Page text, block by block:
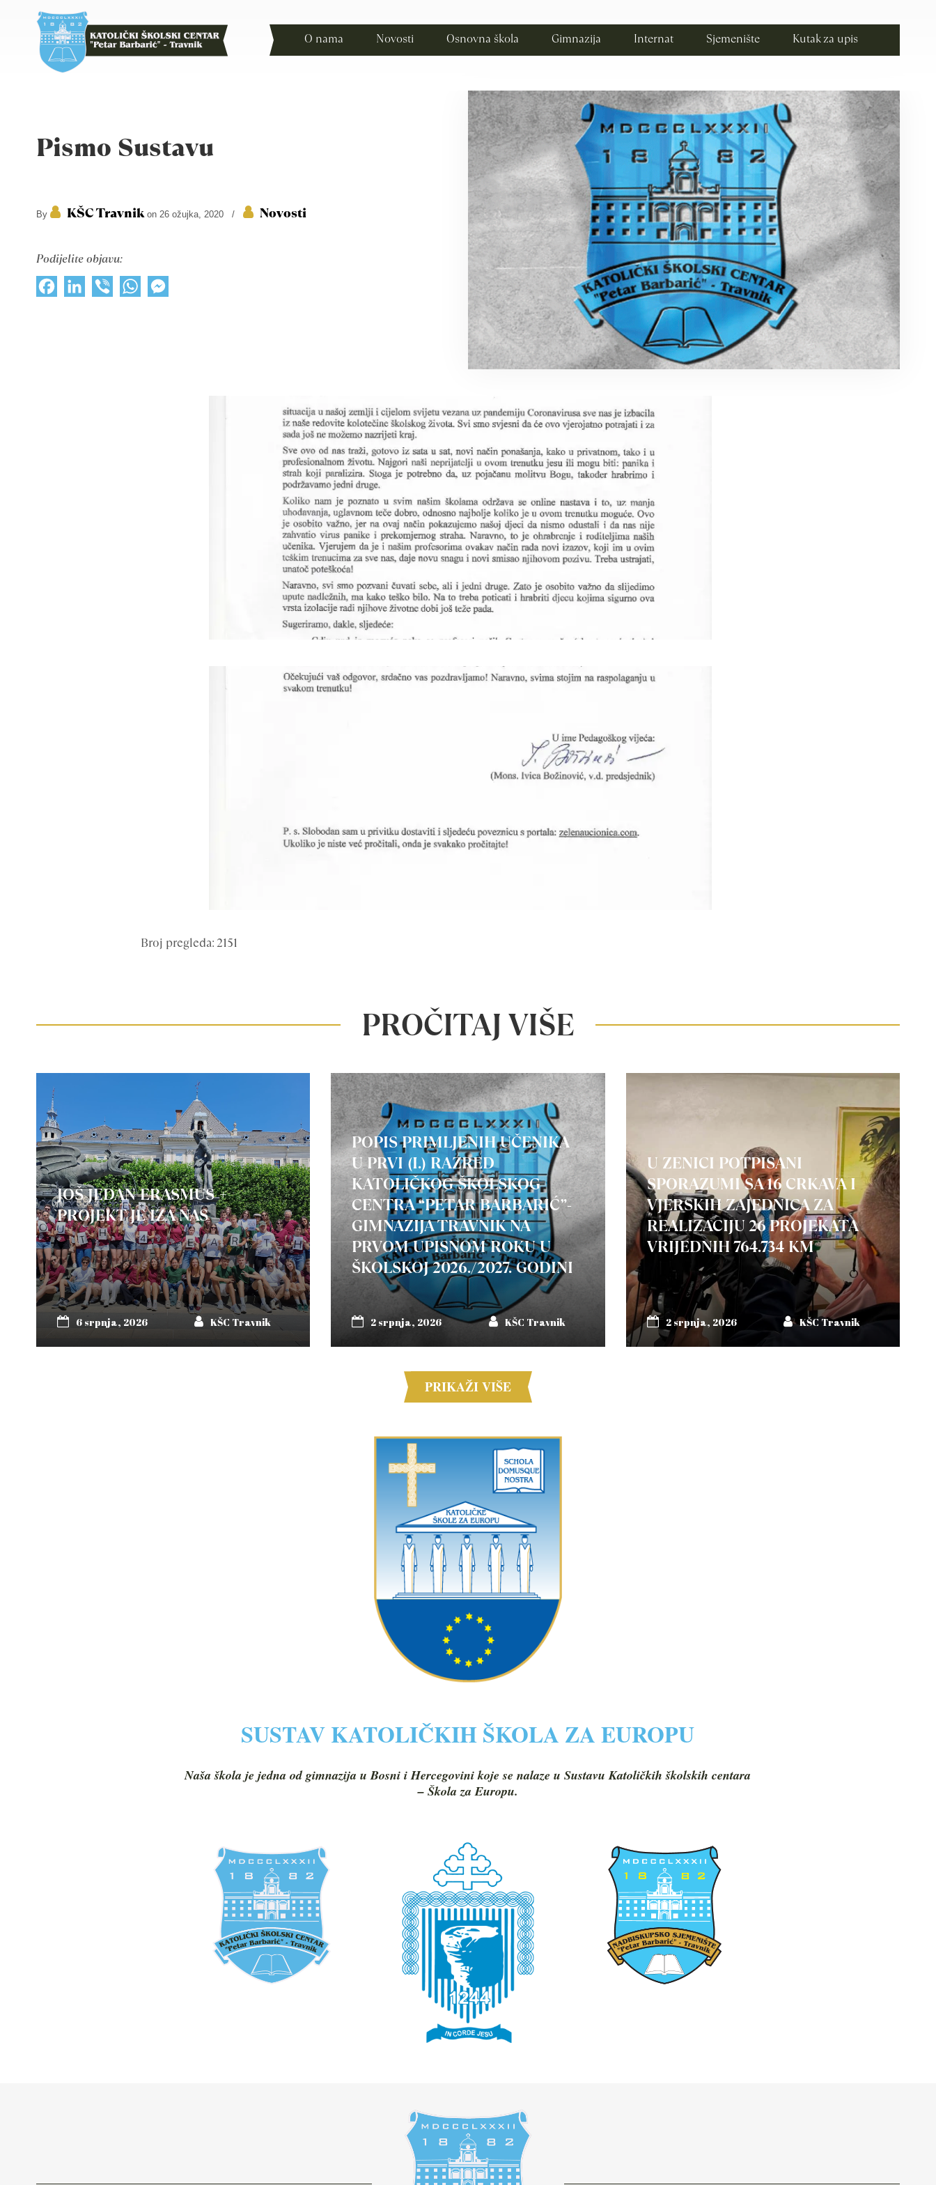
O nama Novosti Osnovna škola Gimnazija Internat Sjemenište Kutak za upis
Pismo Sustavu
By KŠC Travnikon 26 ožujka, 2020 / Novosti
Podijelite objavu:
FacebookLinkedInViber WhatsApp
Broj pregleda: 2151
PROČITAJ VIŠE
JOŠ JEDAN ERASMUS +
PROJEKT JE IZA NAS
6 srpnja, 2026 KŠC Travnik
POPIS PRIMLJENIH UČENIKA
U PRVI (I.) RAZRED
KATOLIČKOG ŠKOLSKOG
CENTRA “PETAR BARBARIĆ”-
GIMNAZIJA TRAVNIK NA
PRVOM UPISNOM ROKU U
ŠKOLSKOJ 2026./2027. GODINI
2 srpnja, 2026 KŠC Travnik
U ZENICI POTPISANI
SPORAZUMI SA 16 CRKAVA I
VJERSKIH ZAJEDNICA ZA
REALIZACIJU 26 PROJEKATA
VRIJEDNIH 764.734 KM
2 srpnja, 2026 KŠC Travnik
PRIKAŽI VIŠE
SUSTAV KATOLIČKIH ŠKOLA ZA EUROPU
Naša škola je jedna od gimnazija u Bosni i Hercegovini koje se nalaze u Sustavu Katoličkih školskih centara
– Škola za Europu.